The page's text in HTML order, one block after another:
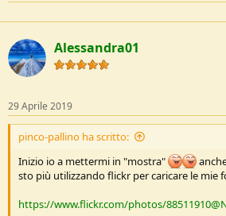
Alessandra01
29 Aprile 2019
pinco-pallino ha scritto:
Inizio io a mettermi in "mostra"
sto più utilizzando flickr per caricare le mie
https://www.flickr.com/photos/